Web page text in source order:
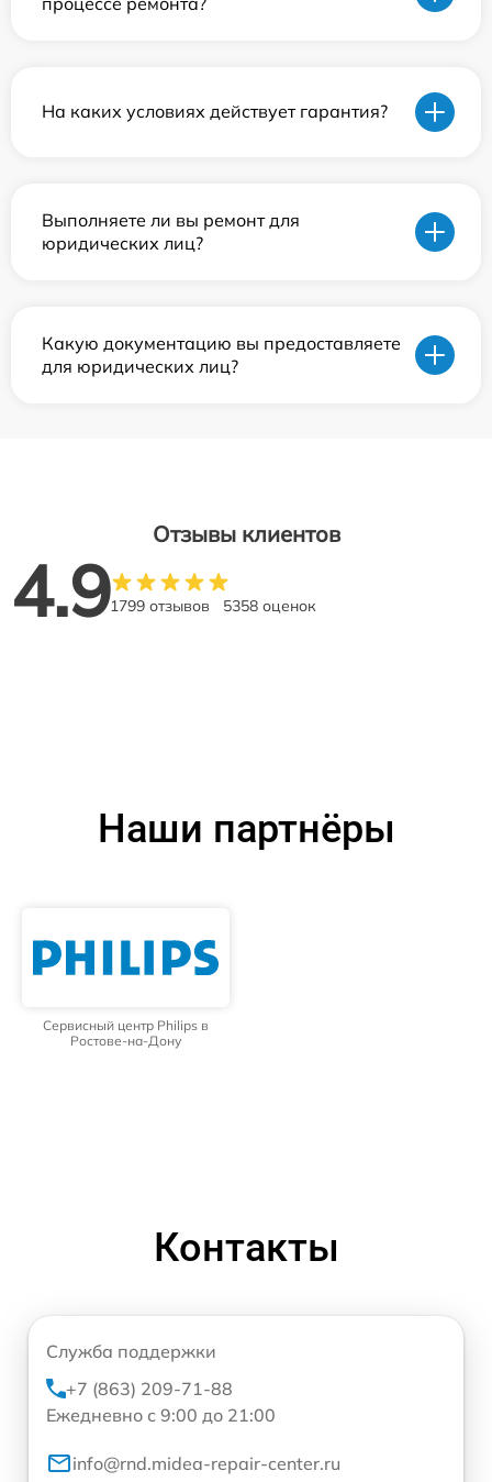
На каких условиях действует гарантия?
Выполняете ли вы ремонт для
юридических лиц?
Какую документацию вы предоставляете
для юридических лиц?
Отзывы клиентов
4.91799 отзывов 5358 оценок
Наши партнёры
Сервисный центр Philips в
Ростове-на-Дону
Контакты
Служба поддержки
+7 (863) 209-71-88
Ежедневно с 9:00 до 21:00
info@rnd.midea-repair-center.ru